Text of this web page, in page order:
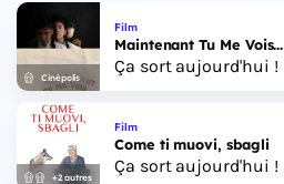
Cinépolis
Film
Maintenant Tu Me Vois...
Ça sort aujourd'hui !
+2 autres
Film
Come ti muovi, sbagli
Ça sort aujourd'hui !